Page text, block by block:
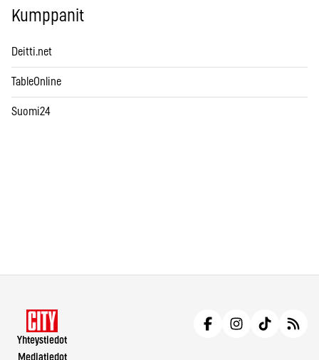
Kumppanit
Deitti.net
TableOnline
Suomi24
Yhteystiedot
Mediatiedot